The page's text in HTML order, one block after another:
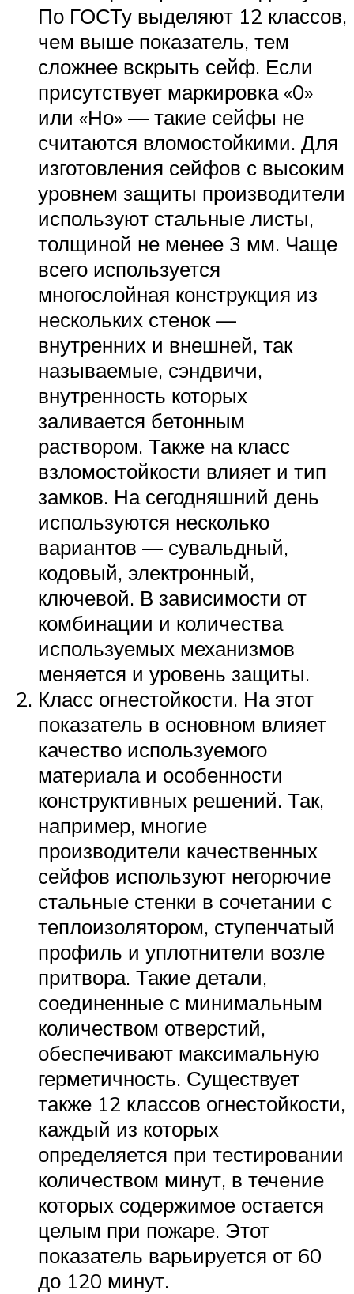
По ГОСТу выделяют 12 классов,
чем выше показатель, тем
сложнее вскрыть сейф. Если
присутствует маркировка «0»
или «Но» — такие сейфы не
считаются вломостойкими. Для
изготовления сейфов с высоким
уровнем защиты производители
используют стальные листы,
толщиной не менее 3 мм. Чаще
всего используется
многослойная конструкция из
нескольких стенок —
внутренних и внешней, так
называемые, сэндвичи,
внутренность которых
заливается бетонным
раствором. Также на класс
взломостойкости влияет и тип
замков. На сегодняшний день
используются несколько
вариантов — сувальдный,
кодовый, электронный,
ключевой. В зависимости от
комбинации и количества
используемых механизмов
меняется и уровень защиты.
Класс огнестойкости. На этот
показатель в основном влияет
качество используемого
материала и особенности
конструктивных решений. Так,
например, многие
производители качественных
сейфов используют негорючие
стальные стенки в сочетании с
теплоизолятором, ступенчатый
профиль и уплотнители возле
притвора. Такие детали,
соединенные с минимальным
количеством отверстий,
обеспечивают максимальную
герметичность. Существует
также 12 классов огнестойкости,
каждый из которых
определяется при тестировании
количеством минут, в течение
которых содержимое остается
целым при пожаре. Этот
показатель варьируется от 60
до 120 минут.